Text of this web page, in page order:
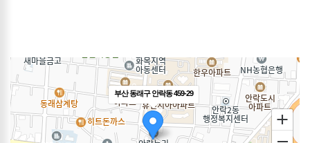
부산 동래구 안락동 459-29